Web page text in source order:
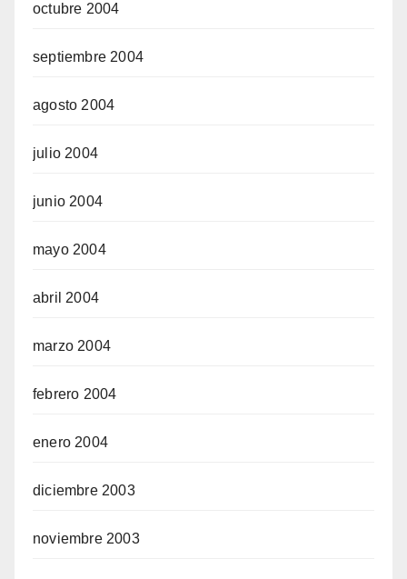
octubre 2004
septiembre 2004
agosto 2004
julio 2004
junio 2004
mayo 2004
abril 2004
marzo 2004
febrero 2004
enero 2004
diciembre 2003
noviembre 2003